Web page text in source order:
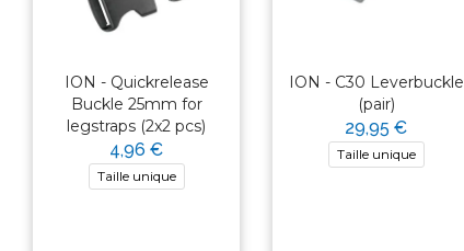
ION - Quickrelease
Buckle 25mm for
legstraps (2x2 pcs)
4,96 €
Taille unique
ION - C30 Leverbuckle
(pair)
29,95 €
Taille unique